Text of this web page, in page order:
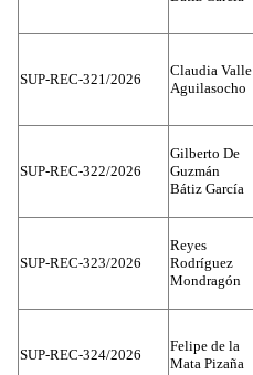
SUP-REC-321/2026
Claudia Valle
Aguilasocho
SUP-REC-322/2026
Gilberto De
Guzmán
Bátiz García
SUP-REC-323/2026
Reyes
Rodríguez
Mondragón
SUP-REC-324/2026
Felipe de la
Mata Pizaña